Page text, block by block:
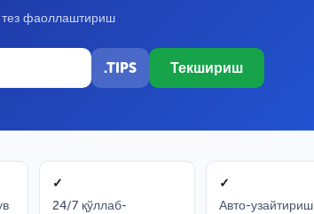
тез фаоллаштириш
.TIPS Текшириш
✓
24/7 қўллаб-
✓
Авто-узайтириш